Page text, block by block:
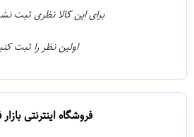
1
برای این کالا نظری ثبت
اولین نظر را ثبت
فروشگاه اینترنتی